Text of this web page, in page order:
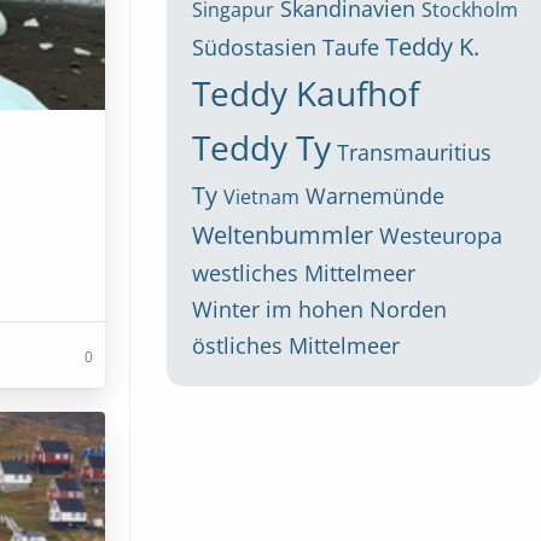
0
Singapur Skandinavien Stockholm
Südostasien Taufe Teddy K.
Teddy Kaufhof
Teddy Ty Transmauritius
Ty Vietnam Warnemünde
Weltenbummler Westeuropa
westliches Mittelmeer
Winter im hohen Norden
östliches Mittelmeer